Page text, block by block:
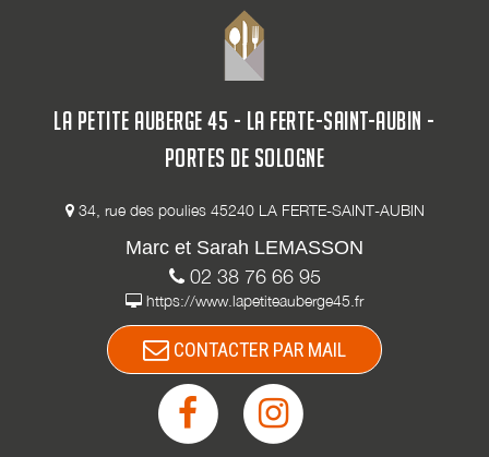
LA PETITE AUBERGE 45 - LA FERTE-SAINT-AUBIN -
PORTES DE SOLOGNE
34, rue des poulies 45240 LA FERTE-SAINT-AUBIN
Marc et Sarah LEMASSON
02 38 76 66 95
https://www.lapetiteauberge45.fr
CONTACTER PAR MAIL